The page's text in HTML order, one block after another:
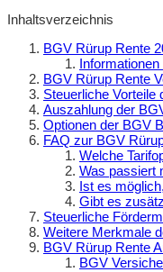
Inhaltsverzeichnis
BGV Rürup Rente
BGV Rürup Rente
Steuerliche Vorteile
Auszahlung der
Optionen der BGV
FAQ zur BGV
Welche
Was passiert
Ist es
Gibt es
Steuerliche
Weitere Merkmale
BGV Rürup Rente
BGV